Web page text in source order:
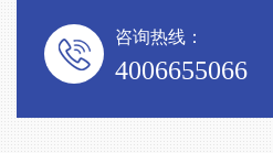
咨询热线：
4006655066